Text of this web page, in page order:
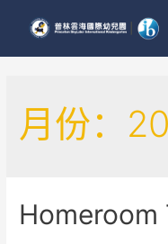
月份：
Homeroom